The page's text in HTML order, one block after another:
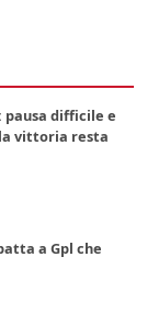
pausa difficile e
vittoria resta
a Gpl che